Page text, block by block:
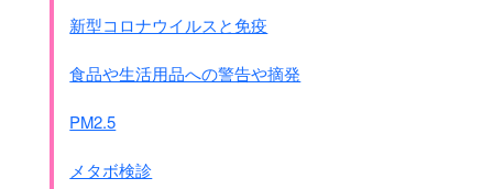
今日はありがとうございます。
テレビの早めのパブロンこれは
子供がインフルエンザになったときに
一般の診療所に行きます。
でもお母さんは熱を下げてって言うわけですから、
新型コロナウイルスと免疫
食品や生活用品への警告や摘発
PM2.5
メタボ検診